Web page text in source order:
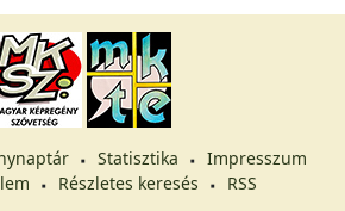
Statisztika
Impresszum
Részletes keresés RSS